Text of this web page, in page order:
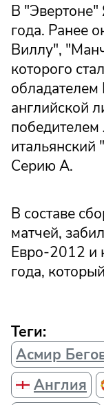
В "Эвертоне"
года. Ранее
Виллу",
которого
английской
итальянский
Серию А.
В составе
матчей,
Евро-2012 и
года,
Теги:
Асмир
Англия